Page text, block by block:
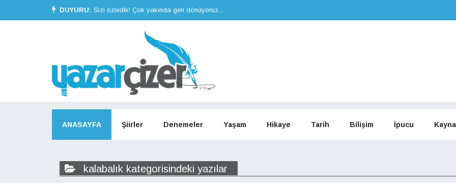
DUYURU: Sizi özledik! Çok yakında geri dönüyoruz...
ANASAYFA Şiirler Denemeler Yaşam Hikaye Tarih Bilişim İpucu
kalabalık kategorisindeki yazılar